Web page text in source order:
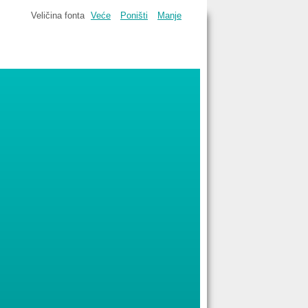
Veličina fonta Veće Poništi Manje